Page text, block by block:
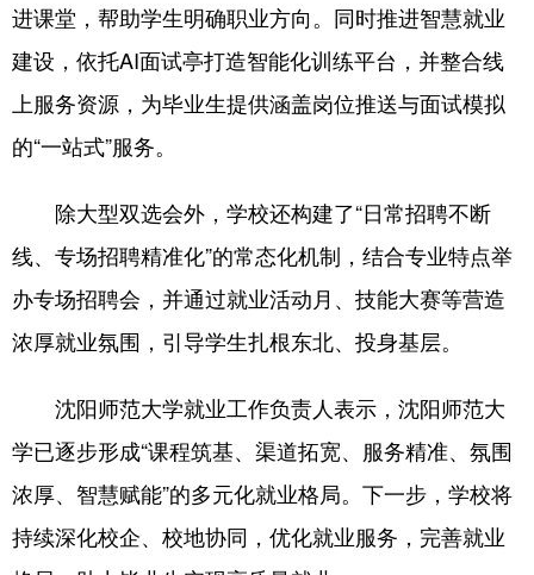
进课堂，帮助学生明确职业方向。同时推进智慧就业
建设，依托AI面试亭打造智能化训练平台，并整合线
上服务资源，为毕业生提供涵盖岗位推送与面试模拟
的“一站式”服务。
除大型双选会外，学校还构建了“日常招聘不断
线、专场招聘精准化”的常态化机制，结合专业特点举
办专场招聘会，并通过就业活动月、技能大赛等营造
浓厚就业氛围，引导学生扎根东北、投身基层。
沈阳师范大学就业工作负责人表示，沈阳师范大
学已逐步形成“课程筑基、渠道拓宽、服务精准、氛围
浓厚、智慧赋能”的多元化就业格局。下一步，学校将
持续深化校企、校地协同，优化就业服务，完善就业